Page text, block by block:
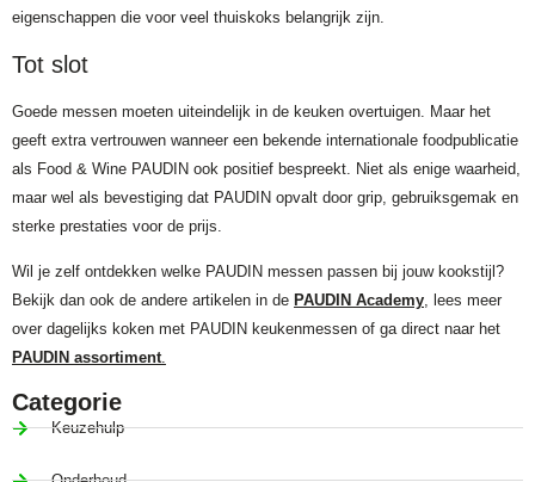
eigenschappen die voor veel thuiskoks belangrijk zijn.
Tot slot
Goede messen moeten uiteindelijk in de keuken overtuigen. Maar het
geeft extra vertrouwen wanneer een bekende internationale foodpublicatie
als Food & Wine PAUDIN ook positief bespreekt. Niet als enige waarheid,
maar wel als bevestiging dat PAUDIN opvalt door grip, gebruiksgemak en
sterke prestaties voor de prijs.
Wil je zelf ontdekken welke PAUDIN messen passen bij jouw kookstijl?
Bekijk dan ook de andere artikelen in de PAUDIN Academy, lees meer
over dagelijks koken met PAUDIN keukenmessen of ga direct naar het
PAUDIN assortiment.
Categorie
Keuzehulp